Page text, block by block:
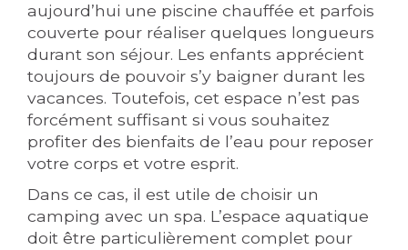
aujourd’hui une piscine chauffée et parfois
couverte pour réaliser quelques longueurs
durant son séjour. Les enfants apprécient
toujours de pouvoir s’y baigner durant les
vacances. Toutefois, cet espace n’est pas
forcément suffisant si vous souhaitez
profiter des bienfaits de l’eau pour reposer
votre corps et votre esprit.
Dans ce cas, il est utile de choisir un
camping avec un spa. L’espace aquatique
doit être particulièrement complet pour